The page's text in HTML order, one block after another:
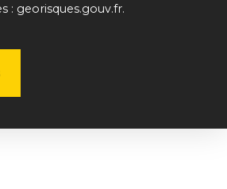
: georisques.gouv.fr.